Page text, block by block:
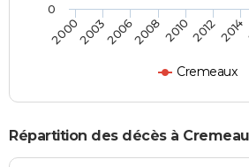
Cremeaux
2000200320062008201020122014
0
Répartition des décès à